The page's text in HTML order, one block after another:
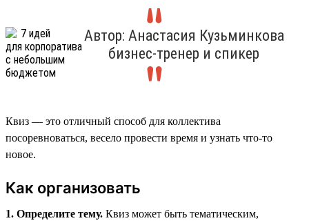
Автор: Анастасия Кузьминкова
бизнес-тренер и спикер
Квиз — это отличный способ для коллектива
посоревноваться, весело провести время и узнать что-то
новое.
Как организовать
1. Определите тему. Квиз может быть тематическим,